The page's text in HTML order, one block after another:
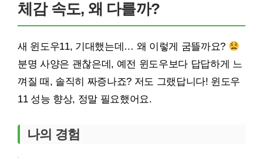
체감 속도, 왜 다를까?
새 윈도우11, 기대했는데… 왜 이렇게 굼뜰까요?
분명 사양은 괜찮은데, 예전 윈도우보다 답답하게 느
껴질 때, 솔직히 짜증나죠? 저도 그랬답니다! 윈도우
11 성능 향상, 정말 필요했어요.
나의 경험